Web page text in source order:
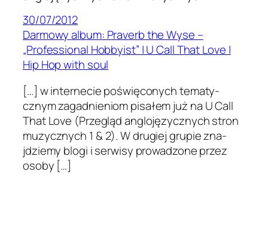
30/07/2012
Darmowy album: Praverb the Wyse –
„Professional Hobbyist” | U Call That Love |
Hip Hop with soul
[…] w internecie poświę­conych tem­aty­
cznym zagad­nieniom pisałem już na U Call
That Love (Przegląd anglo­języ­cznych stron
muzy­cznych 1 & 2). W drugiej grupie zna­
jdziemy blogi i ser­wisy prowad­zone przez
osoby […]